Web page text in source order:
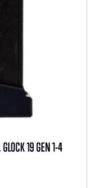
19 GEN 1-4